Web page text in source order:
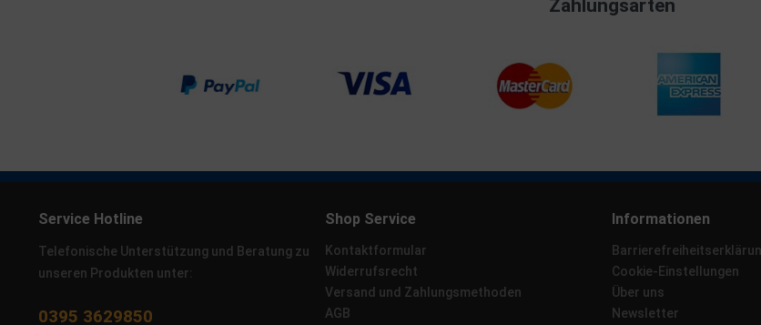
Zahlungsarten
Service Hotline
Telefonische Unterstützung und Beratung zu
unseren Produkten unter:
0395 3629850
Shop Service
Kontaktformular
Widerrufsrecht
Versand und Zahlungsmethoden
AGB
Informationen
Cookie-Einstellungen
Über uns
Newsletter